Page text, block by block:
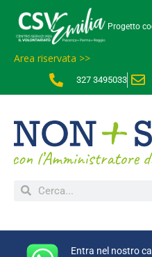
Progetto
Area riservata >>
327 3495033
Entra nel nostro